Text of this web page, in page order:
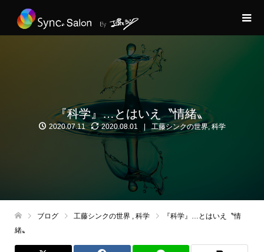
『科学』…とはいえ〝情緒〟
2020.07.11 2020.08.01 工藤シンクの世界,科学
ブログ 工藤シンクの世界 科学
『科学』…とはいえ〝情
緒〟